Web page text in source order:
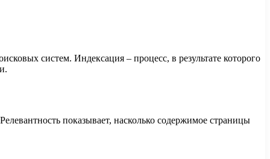
систем. Индексация – процесс, в результате которого
показывает, насколько содержимое страницы